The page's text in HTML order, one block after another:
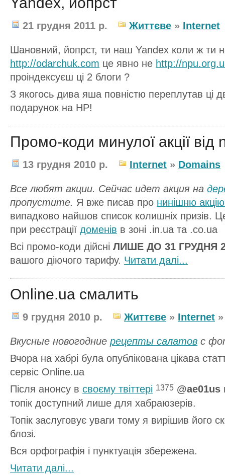
21 грудня 2011 р. Життєве » Internet
Шановний, йопрст, ти наш Yandex коли ж ти
http://odarchuk.com це явно не http://
проіндексуєш ці 2 блоги ?
З якогось дива яша повністю переплутав ці
подарунок на НР!
Промо-коди минулої акції від
13 грудня 2010 р. Internet » Domains
Все любят акции. Сейчас идет акция на
пропустите. Я вже писав про нинішню
випадково найшов список колишніх призів.
при реєстрації доменів в зоні .in.ua та .co.ua
Всі промо-коди дійсні ЛИШЕ ДО 31 ГРУДНЯ
вашого діючого тарифу. Читати далi...
Online.ua смалить
9 грудня 2010 р. Життєве » Internet
Вкусные новогодние рецепты салатов с
Вчора на хабрі була опублікована цікава
сервіс Online.ua
Після анонсу в своєму твіттері 1375 @ae01us
топік доступний лише для хабраюзерів.
Топік заслуговує уваги тому я вирішив його
блозі.
Вся орфографія і пунктуація збережена.
Читати далi...